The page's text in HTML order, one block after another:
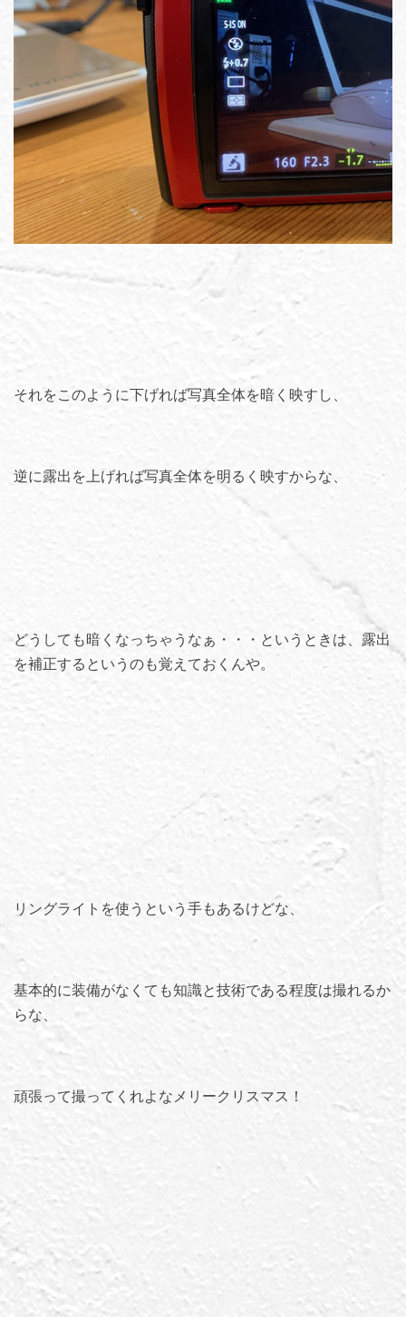
それをこのように下げれば写真全体を暗く映すし、
逆に露出を上げれば写真全体を明るく映すからな、
どうしても暗くなっちゃうなぁ・・・というときは、露出
を補正するというのも覚えておくんや。
リングライトを使うという手もあるけどな、
基本的に装備がなくても知識と技術である程度は撮れるか
らな、
頑張って撮ってくれよなメリークリスマス！